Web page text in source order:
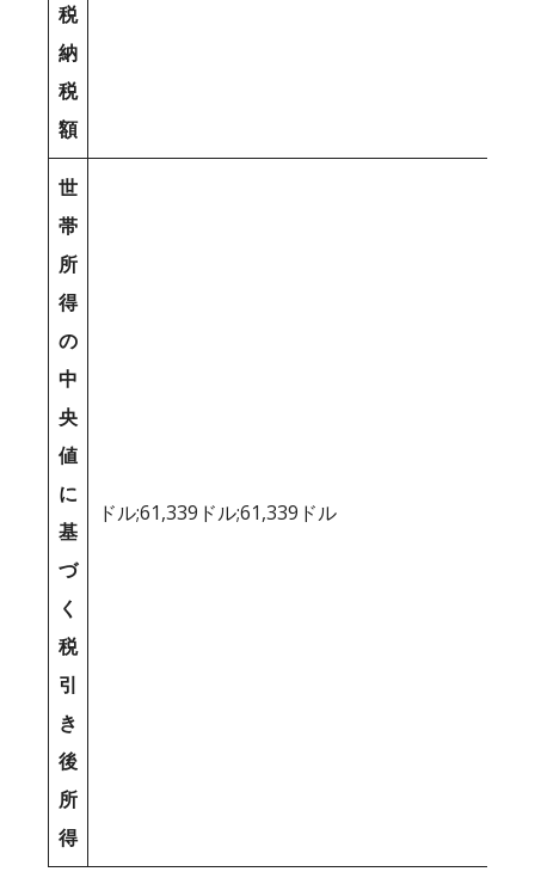
税
納
税
額
世
帯
所
得
の
中
央
値
に
基
づ
く
税
引
き
後
所
得
ドル;61,339ドル;61,339ドル